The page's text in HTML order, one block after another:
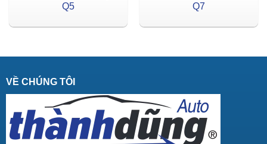
Q5
Q7
VỀ CHÚNG TÔI